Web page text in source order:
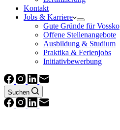
Kontakt
Jobs & Karriere
Gute Gründe für Vossko
Offene Stellenangebote
Ausbildung & Studium
Praktika & Ferienjobs
Initiativbewerbung
Suchen